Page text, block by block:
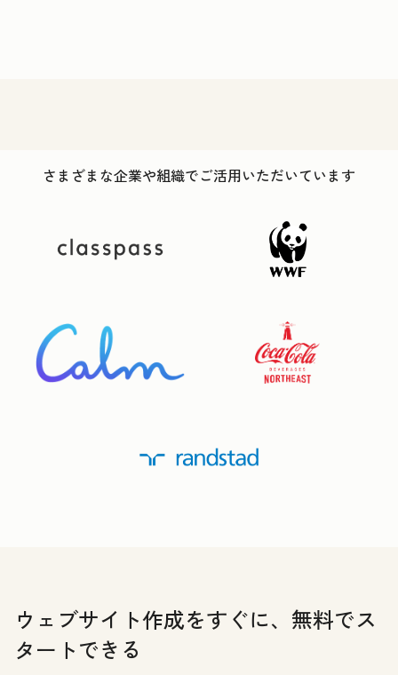
さまざまな企業や組織でご活用いただいています
ウェブサイト作成をすぐに、無料でス
タートできる